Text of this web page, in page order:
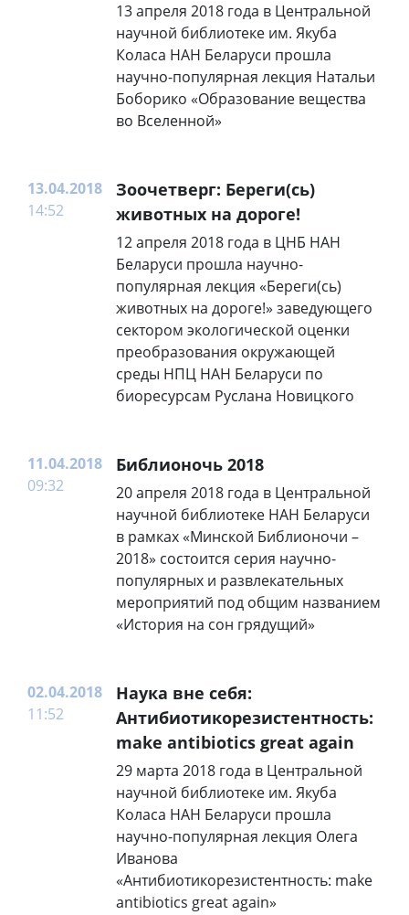
13 апреля 2018 года в Центральной
научной библиотеке им. Якуба
Коласа НАН Беларуси прошла
научно-популярная лекция Натальи
Боборико «Образование вещества
во Вселенной»
13.04.2018
14:52
Зоочетверг: Береги(сь)
животных на дороге!
12 апреля 2018 года в ЦНБ НАН
Беларуси прошла научно-
популярная лекция «Береги(сь)
животных на дороге!» заведующего
сектором экологической оценки
преобразования окружающей
среды НПЦ НАН Беларуси по
биоресурсам Руслана Новицкого
11.04.2018
09:32
Библионочь 2018
20 апреля 2018 года в Центральной
научной библиотеке НАН Беларуси
в рамках «Минской Библионочи –
2018» состоится серия научно-
популярных и развлекательных
мероприятий под общим названием
«История на сон грядущий»
02.04.2018
11:52
Наука вне себя:
Антибиотикорезистентность:
make antibiotics great again
29 марта 2018 года в Центральной
научной библиотеке им. Якуба
Коласа НАН Беларуси прошла
научно-популярная лекция Олега
Иванова
«Антибиотикорезистентность: make
antibiotics great again»